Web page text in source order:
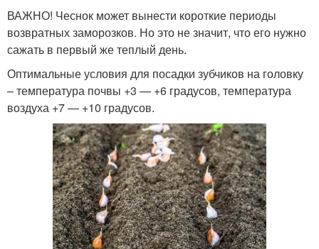
ВАЖНО! Чеснок может вынести короткие периоды
возвратных заморозков. Но это не значит, что его нужно
сажать в первый же теплый день.
Оптимальные условия для посадки зубчиков на головку
– температура почвы +3 — +6 градусов, температура
воздуха +7 — +10 градусов.